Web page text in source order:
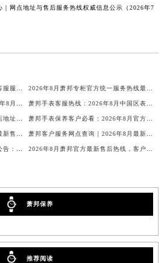
网点地址与售后服务热线权威信息公示（2026年7
萧邦东莞专柜2026年8月总部官方客服服务热线重磅公示 2026年8月萧邦专柜官方统一服务热线最新通知
长沙萧邦官方售后服务中心：2026年8月最新全国公示公告，权威售后维修服务网点查询，全面解答手表保养与官方售后信息 萧邦手表客服热线：2026年8月中国区表玻璃维修保养价格与周期最新
2026年8月最新广州萧邦官方保养店地址公示：腕表机芯检测、外观抛光与密封性能维护的权威服务信息通知 萧邦手表保养客户必看：2026年8月官方表镜更换服务价格与周期公告
萧邦保养店地址公示：2026年8月最新售后维修服务网点信息通告与权威查询指南！ 萧邦客户服务网点查询｜2026年8月最新官方售后信息公告，完整维修养护地址与客户服务中心通知合集
萧邦维修价格2026年8月最新官方公告：售后服务保养与维修网点费用全公示 2026年8月萧邦官方最新售后热线，客户服务网点地址电话指南
萧邦保养
推荐阅读